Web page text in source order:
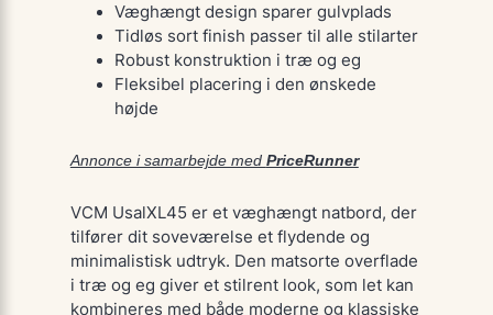
Væghængt design sparer gulvplads
Tidløs sort finish passer til alle stilarter
Robust konstruktion i træ og eg
Fleksibel placering i den ønskede
højde
Annonce i samarbejde med PriceRunner
VCM UsalXL45 er et væghængt natbord, der
tilfører dit soveværelse et flydende og
minimalistisk udtryk. Den matsorte overflade
i træ og eg giver et stilrent look, som let kan
kombineres med både moderne og klassiske